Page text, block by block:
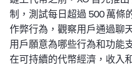
制，測試每日超過 500 萬條
作弊行為，觀察用戶通過聊
用戶願意為哪些行為和功能
在可持續的代幣經濟，收入